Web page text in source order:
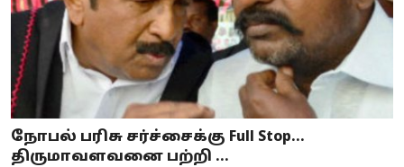
நோபல் பரிசு சர்ச்சைக்கு Full Stop...
திருமாவளவனை பற்றி ...